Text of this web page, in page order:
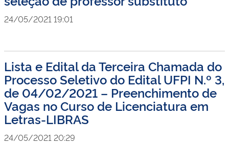
24/05/2021 19:01
Lista e Edital da Terceira Chamada do
Processo Seletivo do Edital UFPI N.º 3,
de 04/02/2021 – Preenchimento de
Vagas no Curso de Licenciatura em
Letras-LIBRAS
24/05/2021 20:29